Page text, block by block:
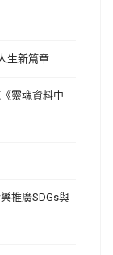
生新篇章
靈魂資料中
推廣SDGs與